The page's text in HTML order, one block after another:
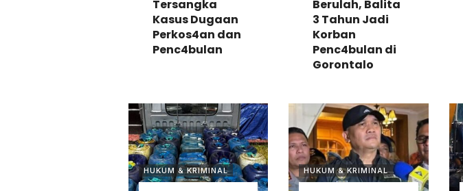
Tersangka
Kasus Dugaan
Perkos4an dan
Penc4bulan
Berulah, Balita
3 Tahun Jadi
Korban
Penc4bulan di
Gorontalo
HUKUM & KRIMINAL HUKUM & KRIMINAL